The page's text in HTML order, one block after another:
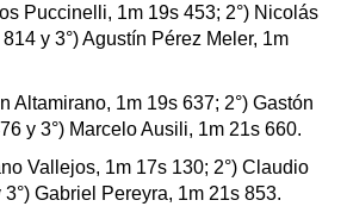
Puccinelli, 1m 19s 453; 2°) Nicolás
y 3°) Agustín Pérez Meler, 1m
Altamirano, 1m 19s 637; 2°) Gastón
y 3°) Marcelo Ausili, 1m 21s 660.
Vallejos, 1m 17s 130; 2°) Claudio
Gabriel Pereyra, 1m 21s 853.